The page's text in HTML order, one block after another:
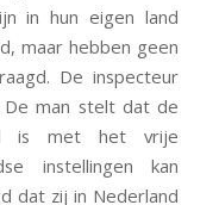
in hun eigen land
maar hebben geen
De inspecteur
man stelt dat de
is met het vrije
instellingen kan
dat zij in Nederland